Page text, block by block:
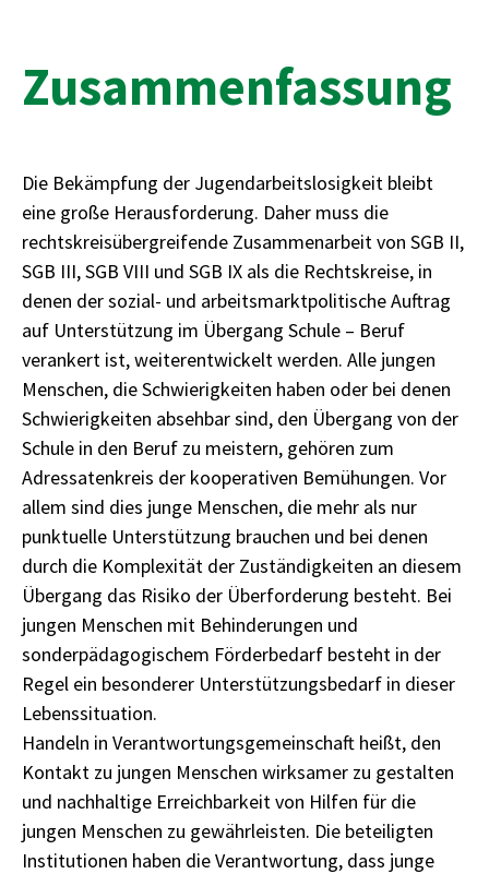
Zusammenfassung
Die Bekämpfung der Jugendarbeitslosigkeit bleibt
eine große Herausforderung. Daher muss die
rechtskreisübergreifende Zusammenarbeit von SGB II,
SGB III, SGB VIII und SGB IX als die Rechtskreise, in
denen der sozial- und arbeitsmarktpolitische Auftrag
auf Unterstützung im Übergang Schule – Beruf
verankert ist, weiterentwickelt werden. Alle jungen
Menschen, die Schwierigkeiten haben oder bei denen
Schwierigkeiten absehbar sind, den Übergang von der
Schule in den Beruf zu meistern, gehören zum
Adressatenkreis der kooperativen Bemühungen. Vor
allem sind dies junge Menschen, die mehr als nur
punktuelle Unterstützung brauchen und bei denen
durch die Komplexität der Zuständigkeiten an diesem
Übergang das Risiko der Überforderung besteht. Bei
jungen Menschen mit Behinderungen und
sonderpädagogischem Förderbedarf besteht in der
Regel ein besonderer Unterstützungsbedarf in dieser
Lebenssituation.
Handeln in Verantwortungsgemeinschaft heißt, den
Kontakt zu jungen Menschen wirksamer zu gestalten
und nachhaltige Erreichbarkeit von Hilfen für die
jungen Menschen zu gewährleisten. Die beteiligten
Institutionen haben die Verantwortung, dass junge